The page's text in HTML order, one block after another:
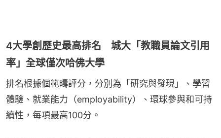
4大學創歷史最高排名 城大「教職員論文引用
率」全球僅次哈佛大學
排名根據個範疇評分，分別為「研究與發現」、學習
體驗、就業能力（employability）、環球參與和可持
續性，每項最高100分。